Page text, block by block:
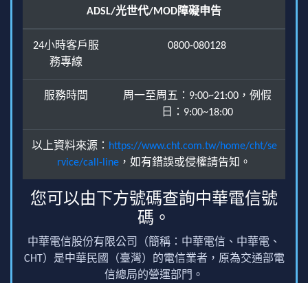
ADSL/光世代/MOD障礙申告
24小時客戶服
務專線
0800-080128
服務時間
周一至周五：9:00~21:00，例假
日：9:00~18:00
以上資料來源： https://www.cht.com.tw/home/cht/se
rvice/call-line ，如有錯誤或侵權請告知。
您可以由下方號碼查詢中華電信號
碼。
中華電信股份有限公司（簡稱：中華電信、中華電、
CHT）是中華民國（臺灣）的電信業者，原為交通部電
信總局的營運部門。